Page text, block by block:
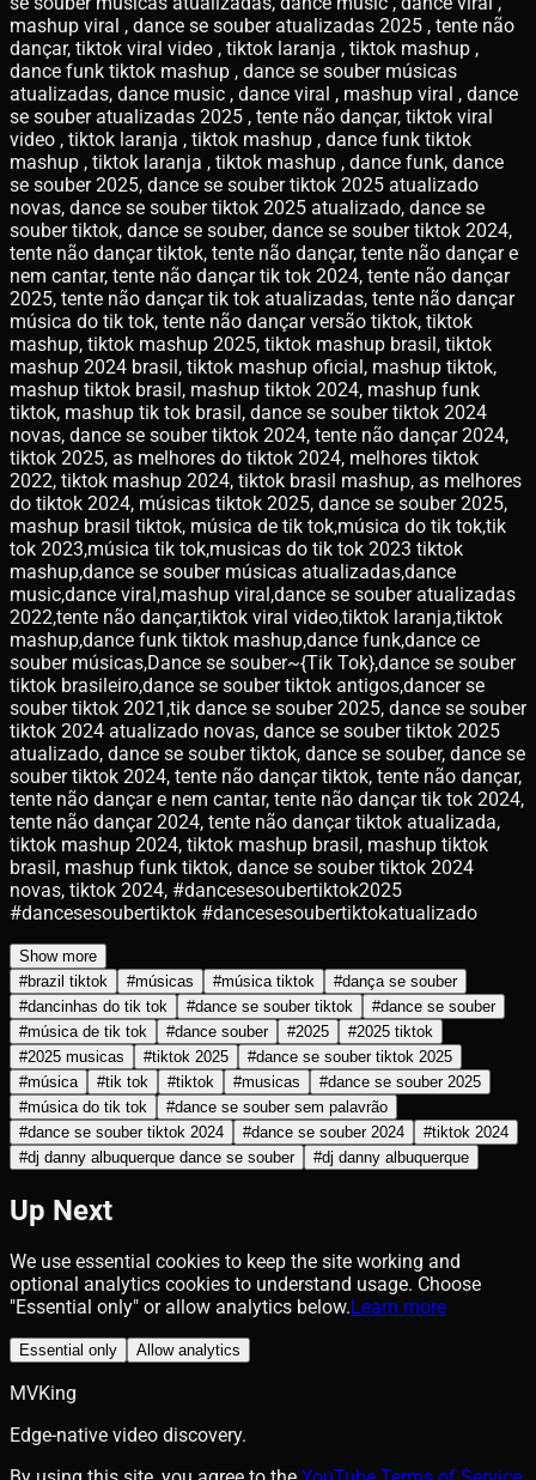
mashup viral , dance se souber atualizadas 2025 , tente não
dançar, tiktok viral video , tiktok laranja , tiktok mashup ,
dance funk tiktok mashup , dance se souber músicas
atualizadas, dance music , dance viral , mashup viral , dance
se souber atualizadas 2025 , tente não dançar, tiktok viral
video , tiktok laranja , tiktok mashup , dance funk tiktok
mashup , tiktok laranja , tiktok mashup , dance funk, dance
se souber 2025, dance se souber tiktok 2025 atualizado
novas, dance se souber tiktok 2025 atualizado, dance se
souber tiktok, dance se souber, dance se souber tiktok 2024,
tente não dançar tiktok, tente não dançar, tente não dançar e
nem cantar, tente não dançar tik tok 2024, tente não dançar
2025, tente não dançar tik tok atualizadas, tente não dançar
música do tik tok, tente não dançar versão tiktok, tiktok
mashup, tiktok mashup 2025, tiktok mashup brasil, tiktok
mashup 2024 brasil, tiktok mashup oficial, mashup tiktok,
mashup tiktok brasil, mashup tiktok 2024, mashup funk
tiktok, mashup tik tok brasil, dance se souber tiktok 2024
novas, dance se souber tiktok 2024, tente não dançar 2024,
tiktok 2025, as melhores do tiktok 2024, melhores tiktok
2022, tiktok mashup 2024, tiktok brasil mashup, as melhores
do tiktok 2024, músicas tiktok 2025, dance se souber 2025,
mashup brasil tiktok, música de tik tok,música do tik tok,tik
tok 2023,música tik tok,musicas do tik tok 2023 tiktok
mashup,dance se souber músicas atualizadas,dance
music,dance viral,mashup viral,dance se souber atualizadas
2022,tente não dançar,tiktok viral video,tiktok laranja,tiktok
mashup,dance funk tiktok mashup,dance funk,dance ce
souber músicas,Dance se souber~{Tik Tok},dance se souber
tiktok brasileiro,dance se souber tiktok antigos,dancer se
souber tiktok 2021,tik dance se souber 2025, dance se souber
tiktok 2024 atualizado novas, dance se souber tiktok 2025
atualizado, dance se souber tiktok, dance se souber, dance se
souber tiktok 2024, tente não dançar tiktok, tente não dançar,
tente não dançar e nem cantar, tente não dançar tik tok 2024,
tente não dançar 2024, tente não dançar tiktok atualizada,
tiktok mashup 2024, tiktok mashup brasil, mashup tiktok
brasil, mashup funk tiktok, dance se souber tiktok 2024
novas, tiktok 2024, #dancesesoubertiktok2025
#dancesesoubertiktok #dancesesoubertiktokatualizado
Show more
#brazil tiktok #músicas #música tiktok #dança se souber
#dancinhas do tik tok #dance se souber tiktok #dance se souber
#música de tik tok #dance souber #2025 #2025 tiktok
#2025 musicas #tiktok 2025 #dance se souber tiktok 2025
#música #tik tok #tiktok #musicas #dance se souber 2025
#música do tik tok #dance se souber sem palavrão
#dance se souber tiktok 2024 #dance se souber 2024 #tiktok 2024
#dj danny albuquerque dance se souber #dj danny albuquerque
Up Next
We use essential cookies to keep the site working and
optional analytics cookies to understand usage. Choose
"Essential only" or allow analytics below.Learn more
Essential only Allow analytics
MVKing
Edge-native video discovery.